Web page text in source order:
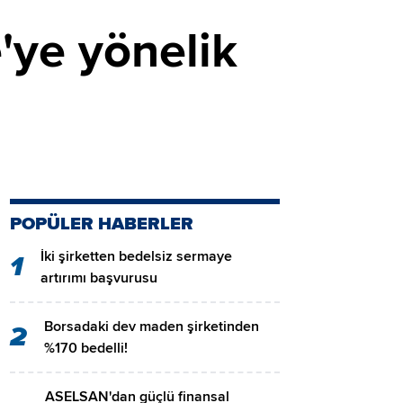
yönelik
POPÜLER HABERLER
1
İki şirketten bedelsiz sermaye
artırımı başvurusu
2
Borsadaki dev maden şirketinden
%170 bedelli!
ASELSAN'dan güçlü finansal